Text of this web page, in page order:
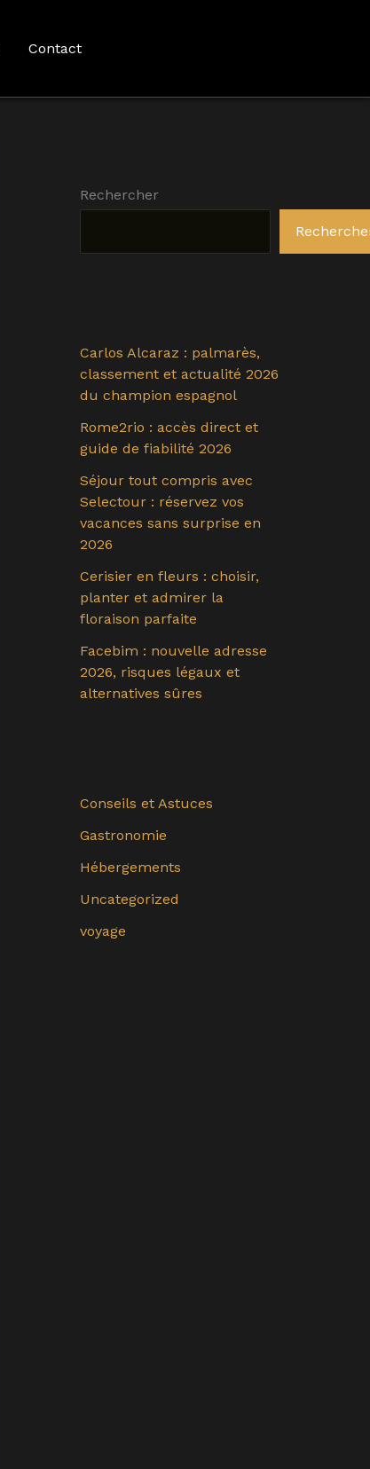
Contact
Rechercher
Carlos Alcaraz : palmarès,
classement et actualité 2026
du champion espagnol
Rome2rio : accès direct et
guide de fiabilité 2026
Séjour tout compris avec
Selectour : réservez vos
vacances sans surprise en
2026
Cerisier en fleurs : choisir,
planter et admirer la
floraison parfaite
Facebim : nouvelle adresse
2026, risques légaux et
alternatives sûres
Conseils et Astuces
Gastronomie
Hébergements
Uncategorized
voyage